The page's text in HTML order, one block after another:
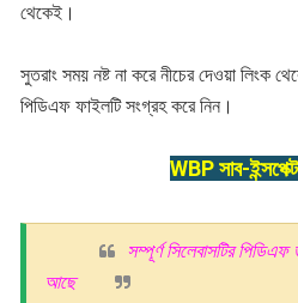
থেকেই।
সুতরাং সময় নষ্ট না করে নীচের দেওয়া লিংক
পিডিএফ ফাইলটি সংগ্রহ করে নিন।
WBP সাব-
সম্পূর্ণ সিলেবাসটির
আছে